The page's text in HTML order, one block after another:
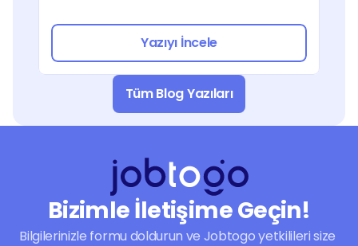
Yazıyı İncele
Tüm Blog Yazıları
Bizimle İletişime Geçin!
Bilgilerinizle formu doldurun ve Jobtogo yetkilileri size